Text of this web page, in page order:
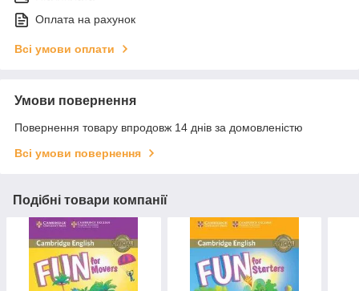
Оплата на рахунок
Всі умови оплати
Умови повернення
Повернення товару впродовж 14 днів за домовленістю
Всі умови повернення
Подібні товари компанії